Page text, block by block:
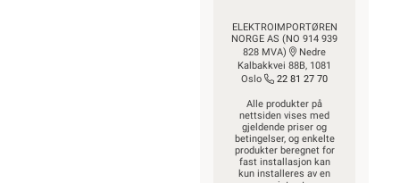
ELEKTROIMPORTØREN
NORGE AS (NO 914 939
828 MVA)
Nedre
Kalbakkvei 88B, 1081
Oslo
22 81 27 70
Alle produkter på
nettsiden vises med
gjeldende priser og
betingelser, og enkelte
produkter beregnet for
fast installasjon kan
kun installeres av en